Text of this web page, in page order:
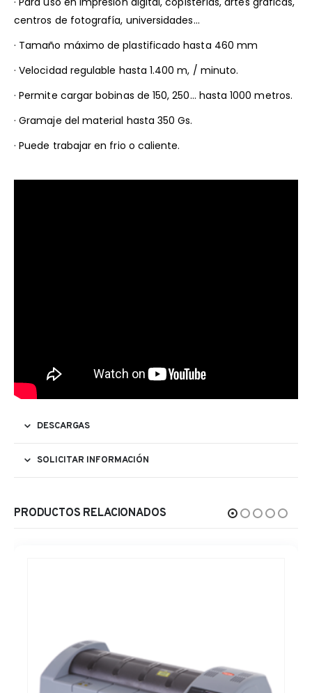
centros de fotografía, universidades…
· Tamaño máximo de plastificado hasta 460 mm
· Velocidad regulable hasta 1.400 m, / minuto.
· Permite cargar bobinas de 150, 250… hasta 1000 metros.
· Gramaje del material hasta 350 Gs.
· Puede trabajar en frio o caliente.
DESCARGAS
SOLICITAR INFORMACIÓN
PRODUCTOS RELACIONADOS